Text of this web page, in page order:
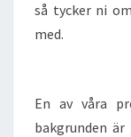
så tycker ni
med.
En av våra
bakgrunden